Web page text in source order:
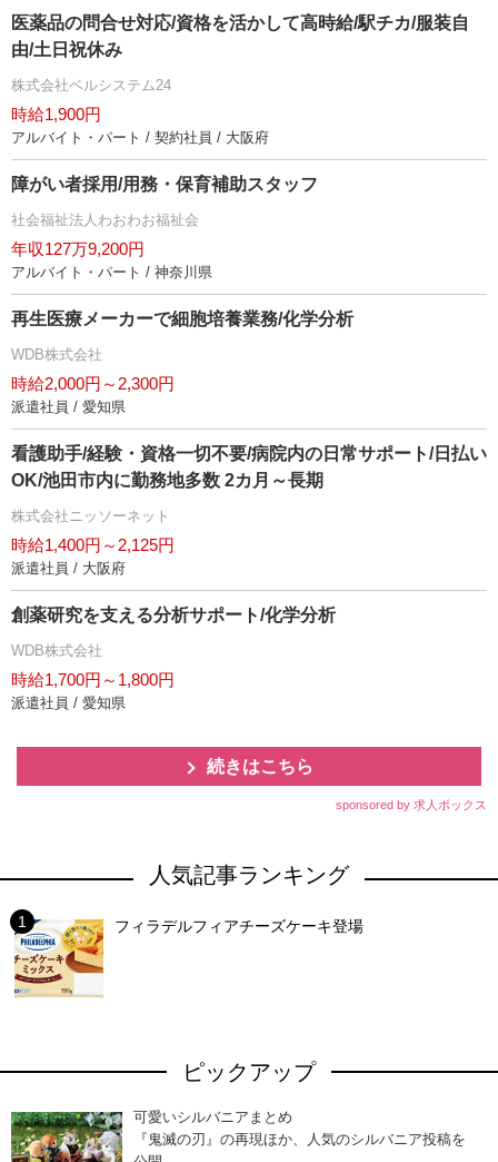
医薬品の問合せ対応/資格を活かして高時給/駅チカ/服装自
由/土日祝休み
株式会社ベルシステム24
時給1,900円
アルバイト・パート / 契約社員 / 大阪府
障がい者採用/用務・保育補助スタッフ
社会福祉法人わおわお福祉会
年収127万9,200円
アルバイト・パート / 神奈川県
再生医療メーカーで細胞培養業務/化学分析
WDB株式会社
時給2,000円～2,300円
派遣社員 / 愛知県
看護助手/経験・資格一切不要/病院内の日常サポート/日払い
OK/池田市内に勤務地多数 2カ月～長期
株式会社ニッソーネット
時給1,400円～2,125円
派遣社員 / 大阪府
創薬研究を支える分析サポート/化学分析
WDB株式会社
時給1,700円～1,800円
派遣社員 / 愛知県
続きはこちら
sponsored by 求人ボックス
人気記事ランキング
フィラデルフィアチーズケーキ登場
ピックアップ
可愛いシルバニアまとめ
『鬼滅の刃』の再現ほか、人気のシルバニア投稿を